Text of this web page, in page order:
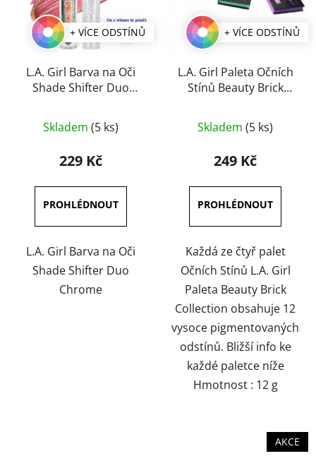
+ VÍCE ODSTÍNŮ
L.A. Girl Barva na Oči
Shade Shifter Duo
hodnocení
produktu
5,0
z
5
hvězdiček.
Skladem (5 ks)
229 Kč
L.A. Girl Barva na Oči
Shade Shifter Duo
Chrome
+ VÍCE ODSTÍNŮ
L.A. Girl Paleta Očních
Stínů Beauty Brick
hodnocení
produktu
5,0
z
5
hvězdiček.
Skladem (5 ks)
249 Kč
Každá ze čtyř palet
Očních Stínů L.A. Girl
Paleta Beauty Brick
Collection obsahuje 12
vysoce pigmentovaných
odstínů. Bližší info ke
každé paletce níže
Hmotnost : 12 g
AKCE